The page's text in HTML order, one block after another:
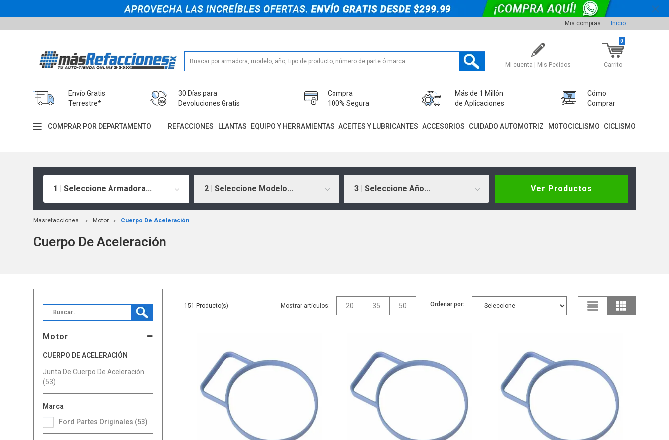
Mis compras Inicio
Mi cuenta | Mis Pedidos Carrito
0
Envío Gratis
Terrestre*
30 Días para
Devoluciones Gratis
Compra
100% Segura
Más de 1 Millón
de Aplicaciones
Cómo
Comprar
COMPRAR POR DEPARTAMENTO REFACCIONES LLANTAS EQUIPO Y HERRAMIENTAS ACEITES Y LUBRICANTES ACCESORIOS CUIDADO AUTOMOTRIZ MOTOCICLISMO CICLISMO
1 | Seleccione Armadora... 2 | Seleccione Modelo... 3 | Seleccione Año... Ver Productos
Masrefacciones Motor Cuerpo De Aceleración
Cuerpo De Aceleración
Motor
CUERPO DE ACELERACIÓN
Junta De Cuerpo De Aceleración
(53)
Marca
Ford Partes Originales (53)
151 Mostrar artículos: 20 35 50 Ordenar por: